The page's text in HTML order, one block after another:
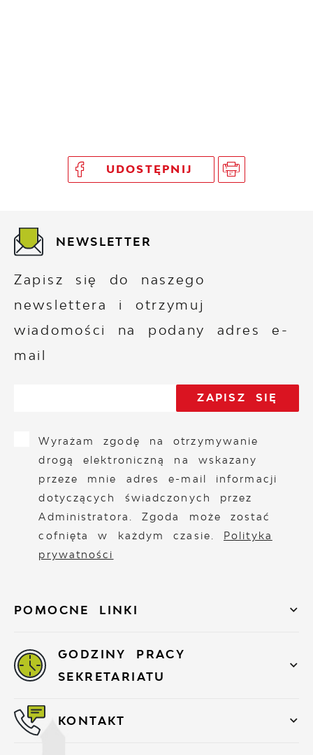
UDOSTĘPNIJ
POMOCNE LINKI
NEWSLETTER
Zapisz się do naszego
newslettera i otrzymuj
wiadomości na podany adres e-
mail
Wyrażam zgodę na otrzymywanie
drogą elektroniczną na wskazany
przeze mnie adres e-mail informacji
dotyczących świadczonych przez
Administratora. Zgoda może zostać
cofnięta w każdym czasie. Polityka
prywatności
GODZINY PRACY
SEKRETARIATU
KONTAKT